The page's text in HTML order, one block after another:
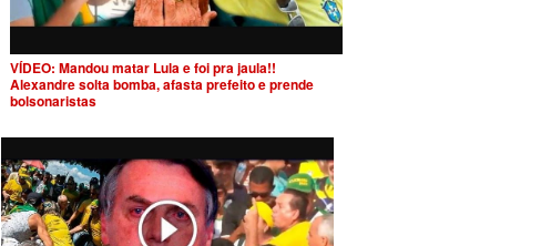
VÍDEO: Mandou matar Lula e foi pra jaula!!
Alexandre solta bomba, afasta prefeito e prende
bolsonaristas